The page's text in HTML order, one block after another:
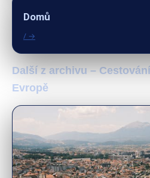
Domů
/ →
Další z archivu –
Evropě